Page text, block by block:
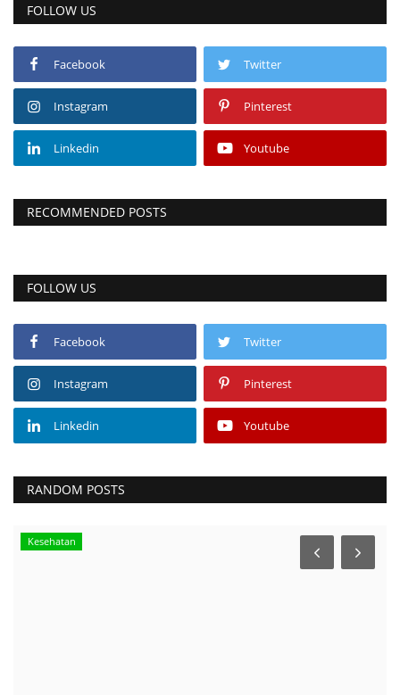
FOLLOW US
Facebook Twitter
Instagram Pinterest
Linkedin Youtube
RECOMMENDED POSTS
FOLLOW US
Facebook Twitter
Instagram Pinterest
Linkedin Youtube
RANDOM POSTS
Kesehatan